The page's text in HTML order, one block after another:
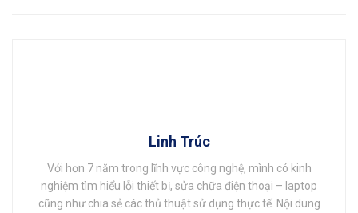
Linh Trúc
Với hơn 7 năm trong lĩnh vực công nghệ, mình có kinh
nghiệm tìm hiểu lỗi thiết bị, sửa chữa điện thoại – laptop
cũng như chia sẻ các thủ thuật sử dụng thực tế. Nội dung